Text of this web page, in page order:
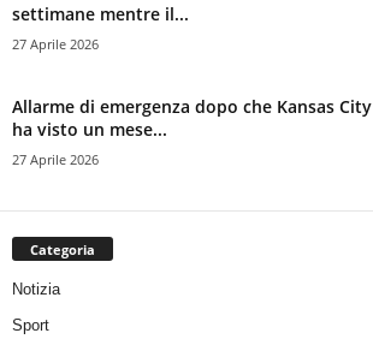
settimane mentre il...
27 Aprile 2026
Allarme di emergenza dopo che Kansas City
ha visto un mese...
27 Aprile 2026
Categoria
Notizia
Sport